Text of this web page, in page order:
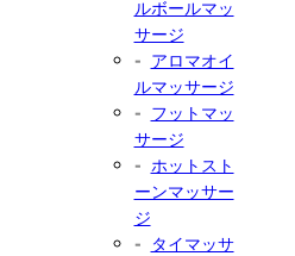
ルボールマッ
サージ
アロマオイ
ルマッサージ
フットマッ
サージ
ホットスト
ーンマッサー
ジ
タイマッサ